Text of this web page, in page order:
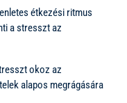
étkezési ritmus
a stresszt az
okoz az
alapos megrágására